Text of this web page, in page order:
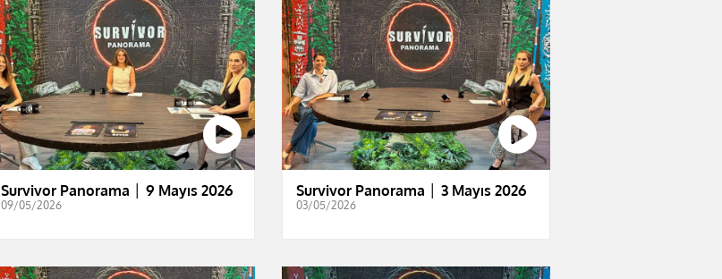
Survivor Panorama │ 9 Mayıs 2026
09/05/2026
Survivor Panorama │ 3 Mayıs 2026
03/05/2026